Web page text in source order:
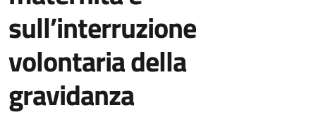
sull’interruzione
volontaria della
gravidanza